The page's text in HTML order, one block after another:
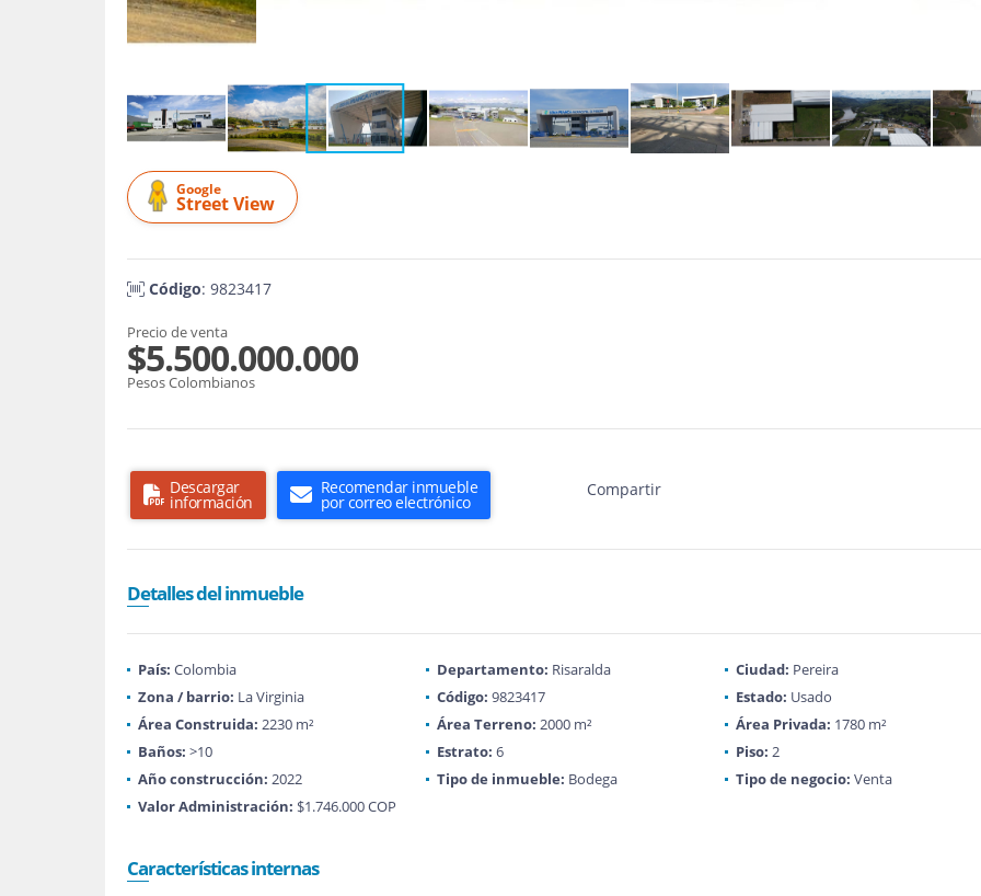
Google
Street View
Código: 9823417
Precio de venta
$5.500.000.000
Pesos Colombianos
Descargar
información
Recomendar inmueble
por correo electrónico
Compartir
Detalles del inmueble
País: Colombia Departamento: Risaralda Ciudad: Pereira
Zona / barrio: La Virginia Código: 9823417 Estado: Usado
Área Construida: 2230 m² Área Terreno: 2000 m² Área Privada: 1780 m²
Baños: >10 Estrato: 6 Piso: 2
Año construcción: 2022 Tipo de inmueble: Bodega Tipo de negocio: Venta
Valor Administración: $1.746.000 COP
Características internas